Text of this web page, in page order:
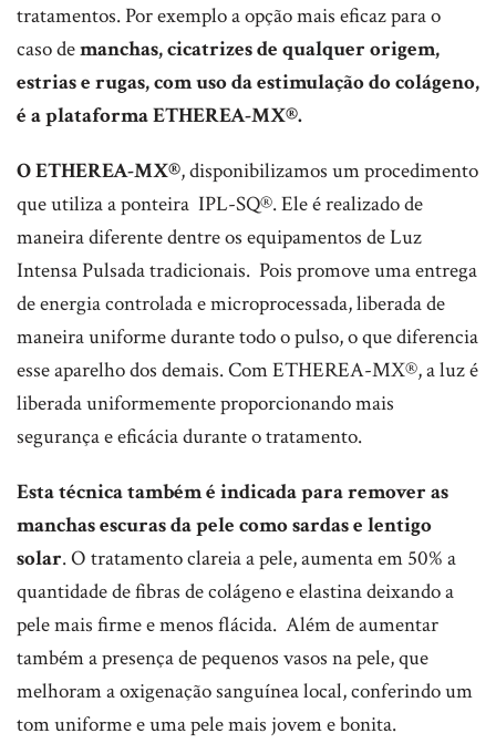
tratamentos. Por exemplo a opção mais eficaz para o
caso demanchas, cicatrizes de qualquer origem,
estrias e rugas, com uso da estimulação do colágeno,
é a plataforma ETHEREA-MX®.
O ETHEREA-MX®, disponibilizamos um procedimento
que utiliza a ponteira IPL-SQ®. Ele é realizado de
maneira diferente dentre os equipamentos de Luz
Intensa Pulsada tradicionais. Pois promove uma entrega
de energia controlada e microprocessada, liberada de
maneira uniforme durante todo o pulso, o que diferencia
esse aparelho dos demais. Com ETHEREA-MX®, a luz é
liberada uniformemente proporcionando mais
segurança e eficácia durante o tratamento.
Esta técnica também é indicada para remover as
manchas escuras da pele como sardas e lentigo
solar. O tratamento clareia a pele, aumenta em 50% a
quantidade de fibras de colágeno e elastina deixando a
pele mais firme e menos flácida. Além de aumentar
também a presença de pequenos vasos na pele, que
melhoram a oxigenação sanguínea local, conferindo um
tom uniforme e uma pele mais jovem e bonita.